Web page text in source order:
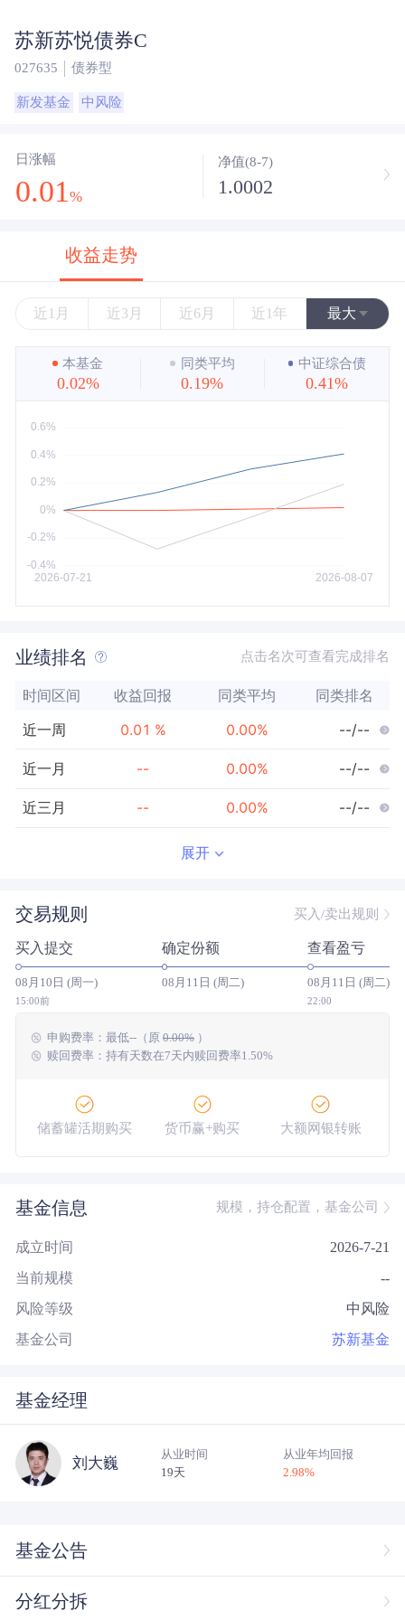
苏新苏悦债券C
027635 债券型
新发基金 中风险
日涨幅
0.01 %
净值(8-7)
1.0002
收益走势
近1月 近3月 近6月 近1年 最大
近3年
近5年
本基金
0.02%
同类平均
0.19%
中证综合债
0.41%
业绩排名 点击名次可查看完成排名
时间区间 收益回报 同类平均 同类排名
近一周 0.01 % 0.00% --/--
近一月 -- 0.00% --/--
近三月 -- 0.00% --/--
近三年 --/--
近五年 -- 0.00% --/--
今年以来
成立以来 0.02%
展开
交易规则 买入/卖出规则
买入提交
08月10日 (周一)
15:00前
确定份额
08月11日 (周二)
查看盈亏
08月11日 (周二)
22:00
申购费率： 最低--（原 0.00%）
赎回费率：持有天数在7天内赎回费率1.50%
储蓄罐活期购买 货币赢+购买 大额网银转账
基金信息 规模，持仓配置，基金公司
成立时间 2026-7-21
当前规模 --
风险等级 中风险
基金公司 苏新基金
基金经理
刘大巍
从业时间
19天
从业年均回报
2.98%
基金公告
分红分拆